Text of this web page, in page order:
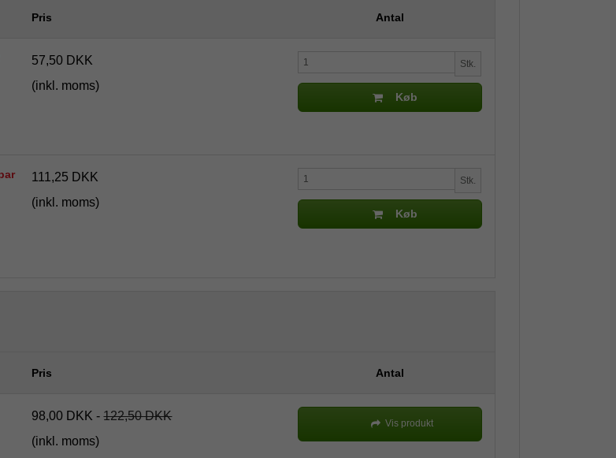
Pris Antal
57,50 DKK
(inkl. moms)
Stk.
Køb
111,25 DKK
(inkl. moms)
Stk.
Køb
Pris Antal
98,00 DKK -122,50 DKK
(inkl. moms)
Vis produkt